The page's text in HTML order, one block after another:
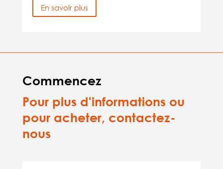
En savoir plus
Commencez
Pour plus d'informations ou
pour acheter, contactez-
nous